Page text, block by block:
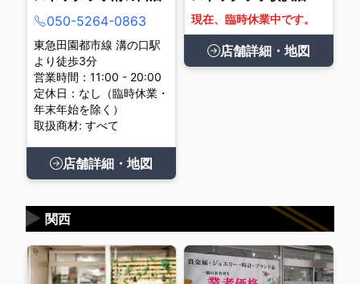
050-5264-0863
東急田園都市線 溝の口駅
より徒歩3分
営業時間：11:00 - 20:00
定休日：なし（臨時休業・
年末年始を除く）
取扱商材: すべて
店舗詳細・地図
現在、臨時休業中です。
店舗詳細・地図
関西
▶